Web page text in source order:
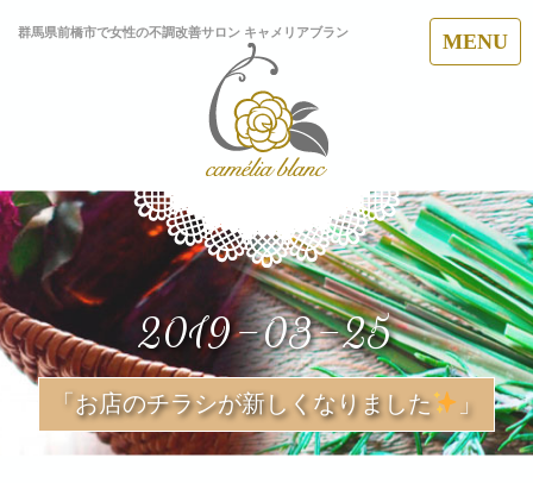
群馬県前橋市で女性の不調改善サロン キャメリアブラン MENU
2019-03-25
「お店のチラシが新しくなりました 」